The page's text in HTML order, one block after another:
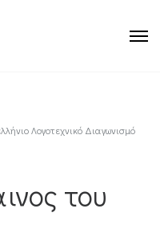
Λογοτεχνικό Διαγωνισμό
του